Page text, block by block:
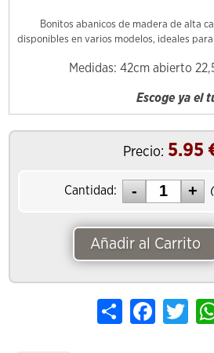
Bonitos abanicos de madera de alta
disponibles en varios modelos, ideales
Medidas: 42cm abierto
Escoge ya el
Precio: 5.95
Cantidad:
Añadir al Carrito
Share Facebook